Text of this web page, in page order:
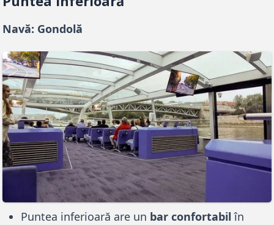
Navă: Gondolă
Puntea inferioară are un bar confortabil în